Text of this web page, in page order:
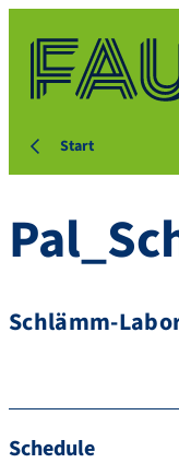
Start
Schlämm-
Schedule